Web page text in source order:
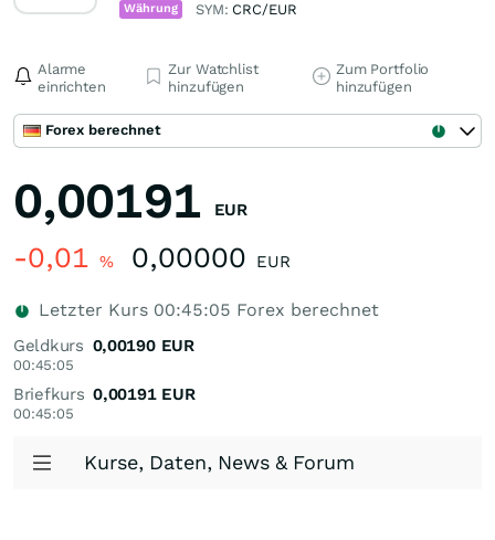
Währung SYM: CRC/EUR
Alarme
einrichten
Zur Watchlist
hinzufügen
Zum Portfolio
hinzufügen
Forex berechnet
0,00191 EUR
-0,01 % 0,00000 EUR
Letzter Kurs 00:45:05 Forex berechnet
Geldkurs
00:45:05
0,00190 EUR
Briefkurs
00:45:05
0,00191 EUR
Kurse, Daten, News & Forum